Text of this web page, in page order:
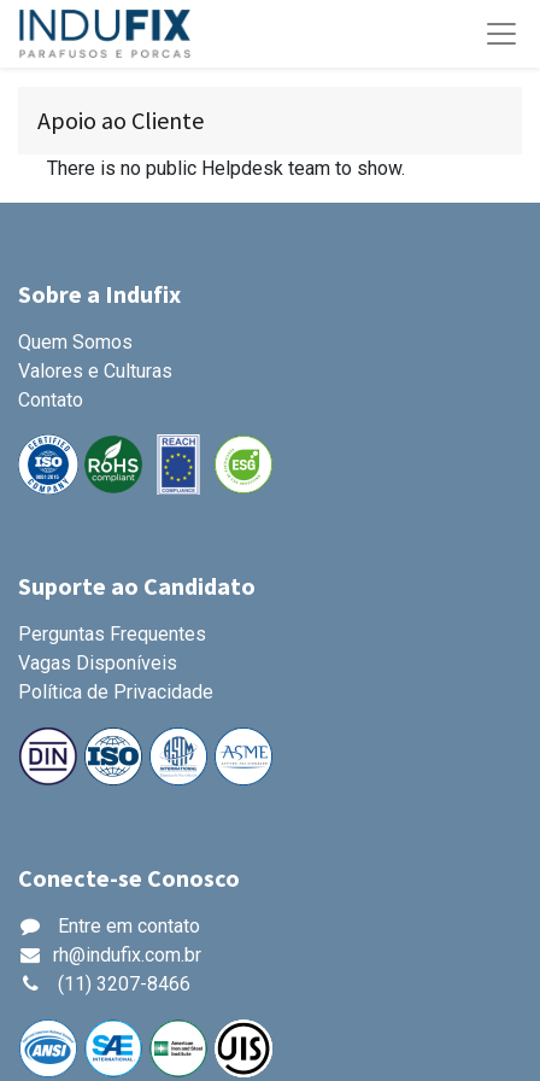
Apoio ao Cliente
There is no public Helpdesk team to show.
Sobre a Indufix
Quem Somos
Valores e Culturas
Contato
Suporte ao Candidato
Perguntas Frequentes
Vagas Disponíveis
Política de Privacidade
Conecte-se Conosco
Entre em contato
rh@indufix.com.br
(11) 3207-8466